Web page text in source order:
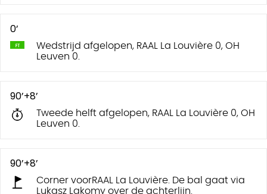
0’
Wedstrijd afgelopen, RAAL La Louvière 0, OH
Leuven 0.
90’+8’
Tweede helft afgelopen, RAAL La Louvière 0, OH
Leuven 0.
90’+8’
Corner voorRAAL La Louvière. De bal gaat via
Lukasz Lakomy over de achterlijn.